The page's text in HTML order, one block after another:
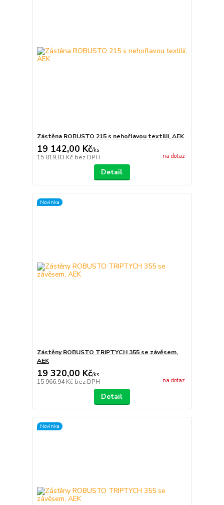
Zástěna ROBUSTO 215 s nehořlavou textilií, AEK
19 142,00 Kč/ks
15 819,83 Kč bez DPH na dotaz
Detail
Novinka
Zástěny ROBUSTO TRIPTYCH 355 se závěsem,
AEK
19 320,00 Kč/ks
15 966,94 Kč bez DPH na dotaz
Detail
Novinka